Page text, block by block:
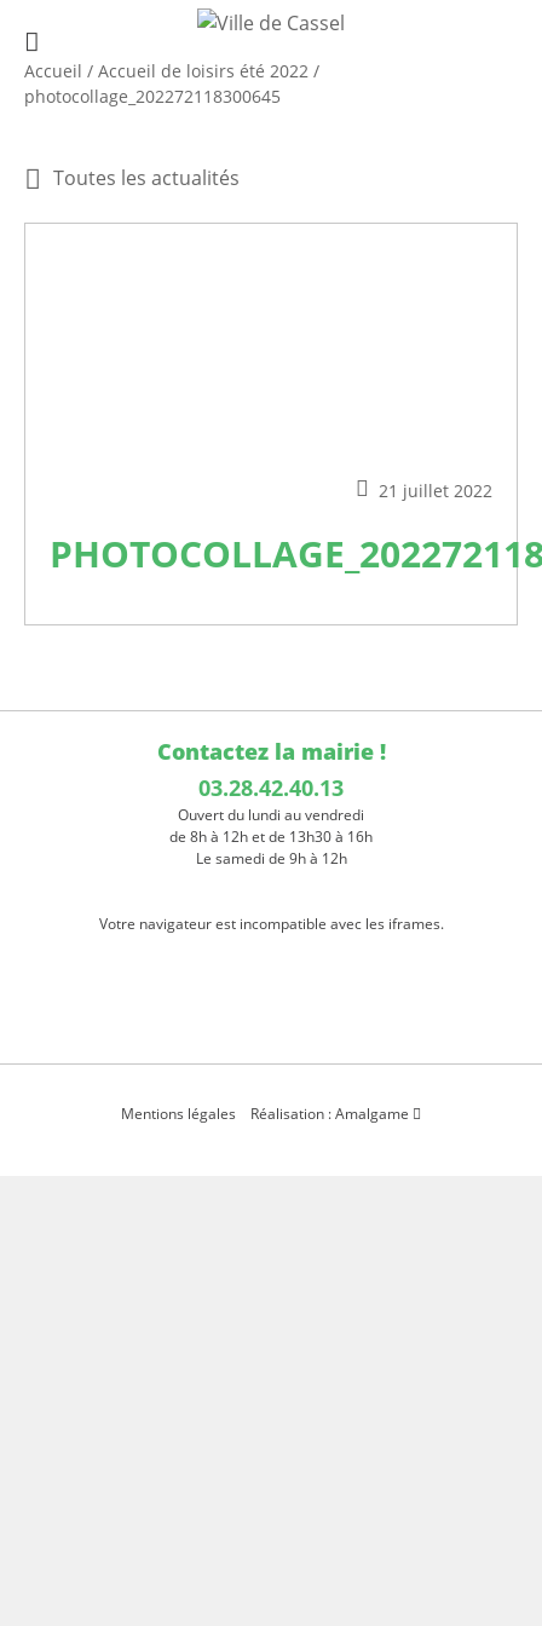
Accueil / Accueil de loisirs été 2022 /
photocollage_202272118300645
Toutes les actualités
21 juillet 2022
Contactez la mairie !
03.28.42.40.13
Ouvert du lundi au vendredi
de 8h à 12h et de 13h30 à 16h
Le samedi de 9h à 12h
Votre navigateur est incompatible avec les iframes.
Mentions légales Réalisation : Amalgame